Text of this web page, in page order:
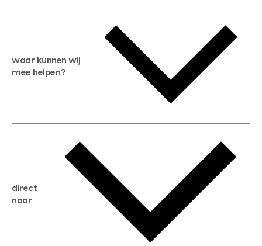
waar kunnen wij
mee helpen?
gratis zoekservice
huis verkopen
huis kopen
direct
naar